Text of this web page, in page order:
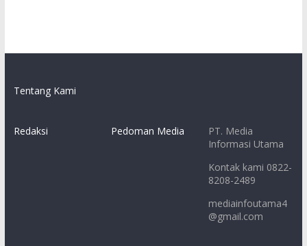
Tentang Kami
Redaksi Pedoman Media
PT. Media
Informasi Utama
Kontak kami 0822-
8208-2489
mediainfoutama4
@gmail.com